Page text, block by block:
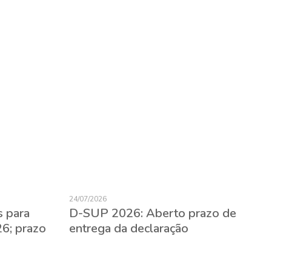
para
prazo
24/07/2026
D-SUP 2026: Aberto prazo de
entrega da declaração